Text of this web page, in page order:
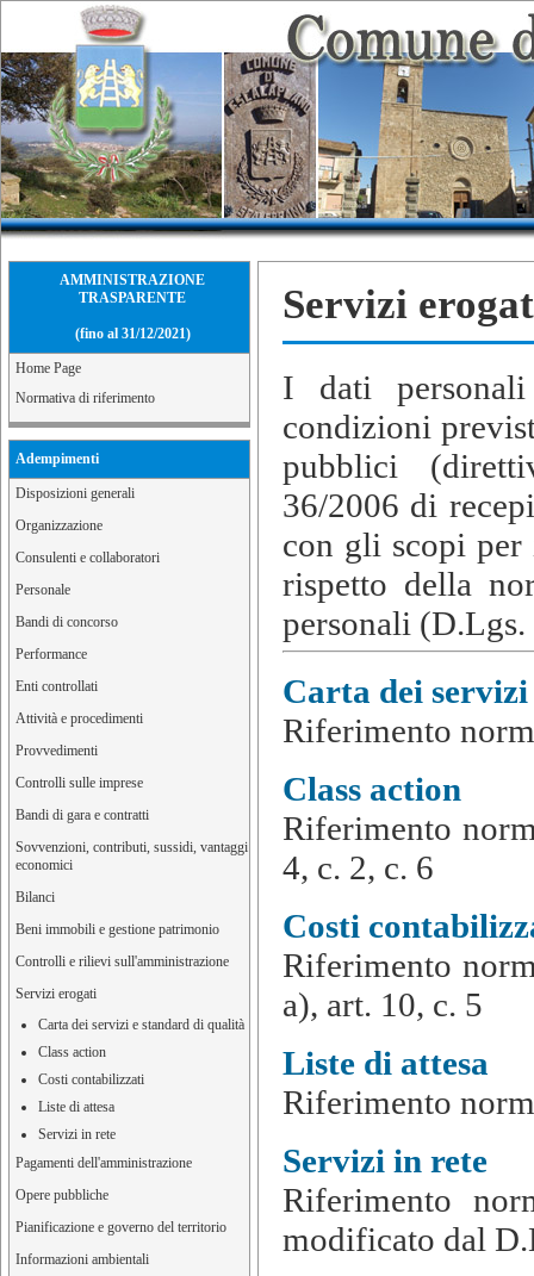
AMMINISTRAZIONE
TRASPARENTE
(fino al 31/12/2021)
Home Page
Normativa di riferimento
Adempimenti
Disposizioni generali
Organizzazione
Consulenti e collaboratori
Personale
Bandi di concorso
Performance
Enti controllati
Attività e procedimenti
Provvedimenti
Controlli sulle imprese
Bandi di gara e contratti
Sovvenzioni, contributi, sussidi, vantaggi
economici
Bilanci
Beni immobili e gestione patrimonio
Controlli e rilievi sull'amministrazione
Servizi erogati
Carta dei servizi e standard di qualità
Class action
Costi contabilizzati
Liste di attesa
Servizi in rete
Pagamenti dell'amministrazione
Opere pubbliche
Pianificazione e governo del territorio
Informazioni ambientali
Servizi
I dati
condizioni
pubblici
36/2006 di
con gli scopi
rispetto della
personali
Carta dei
Riferimento
Class action
Riferimento
4, c. 2, c. 6
Costi
Riferimento
a), art. 10, c. 5
Liste di attesa
Riferimento
Servizi in rete
Riferimento
modificato dal